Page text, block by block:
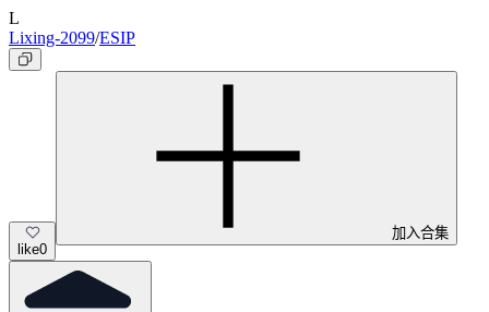
L
Lixing-2099/ESIP
like0
加入合集